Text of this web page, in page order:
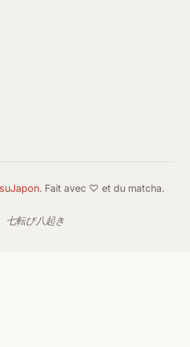
. Fait avec ♡ et du matcha.
七転び八起き